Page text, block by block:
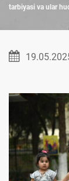
tarbiyasi va ular